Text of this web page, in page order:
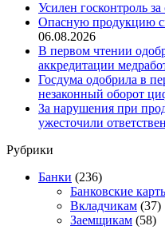
Усилен госконтроль
Опасную продукцию
06.08.2026
В первом чтении
аккредитации
Госдума одобрила в
незаконный оборот
За нарушения при
ужесточили
Рубрики
Банки (236)
Банковские
Вкладчикам (37)
Заемщикам (58)